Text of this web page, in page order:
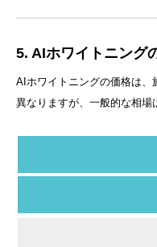
5. AIホワイトニング
AIホワイトニングの価格は、
異なりますが、一般的な相場